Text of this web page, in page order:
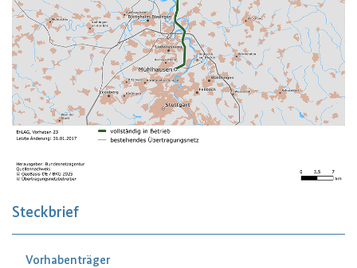
Steckbrief
Vorhabenträger